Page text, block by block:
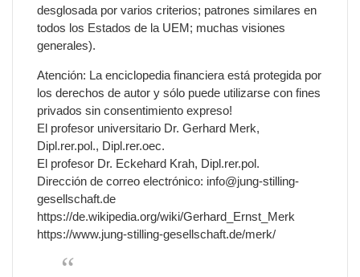
desglosada por varios criterios; patrones similares en
todos los Estados de la UEM; muchas visiones
generales).
Atención: La enciclopedia financiera está protegida por
los derechos de autor y sólo puede utilizarse con fines
privados sin consentimiento expreso!
El profesor universitario Dr. Gerhard Merk,
Dipl.rer.pol., Dipl.rer.oec.
El profesor Dr. Eckehard Krah, Dipl.rer.pol.
Dirección de correo electrónico: info@jung-stilling-
gesellschaft.de
https://de.wikipedia.org/wiki/Gerhard_Ernst_Merk
https://www.jung-stilling-gesellschaft.de/merk/